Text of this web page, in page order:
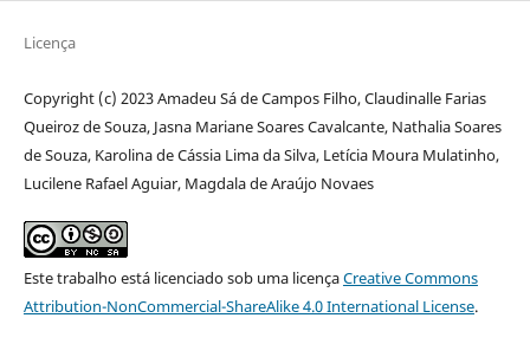
Licença
Copyright (c) 2023 Amadeu Sá de Campos Filho, Claudinalle Farias
Queiroz de Souza, Jasna Mariane Soares Cavalcante, Nathalia Soares
de Souza, Karolina de Cássia Lima da Silva, Letícia Moura Mulatinho,
Lucilene Rafael Aguiar, Magdala de Araújo Novaes
Este trabalho está licenciado sob uma licençaCreative Commons
Attribution-NonCommercial-ShareAlike 4.0 International License.